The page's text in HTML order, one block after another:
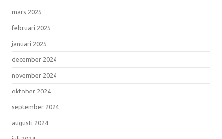
mars 2025
februari 2025
januari 2025
december 2024
november 2024
oktober 2024
september 2024
augusti 2024